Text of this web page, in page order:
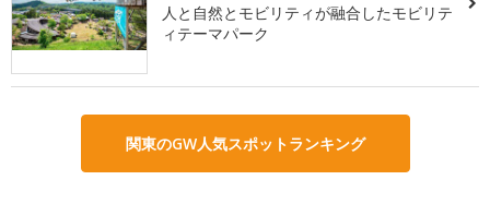
人と自然とモビリティが融合したモビリテ
ィテーマパーク
関東のGW人気スポットランキング